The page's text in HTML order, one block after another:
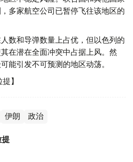
多家航空公司已暂停飞往该地区的
数和导弹数量上占优，但以色列的
在潜在全面冲突中占据上风。然
能引发不可预测的地区动荡。
】
伊朗 政治
提